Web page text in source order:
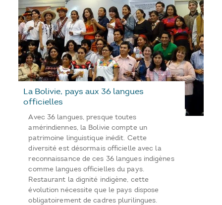
La Bolivie, pays aux 36 langues
officielles
Avec 36 langues, presque toutes
amérindiennes, la Bolivie compte un
patrimoine linguistique inédit. Cette
diversité est désormais officielle avec la
reconnaissance de ces 36 langues indigènes
comme langues officielles du pays.
Restaurant la dignité indigène, cette
évolution nécessite que le pays dispose
obligatoirement de cadres plurilingues.